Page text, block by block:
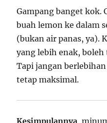
Gampang banget kok.
buah lemon ke dalam
(bukan air panas, ya).
yang lebih enak,
Tapi jangan
tetap maksimal.